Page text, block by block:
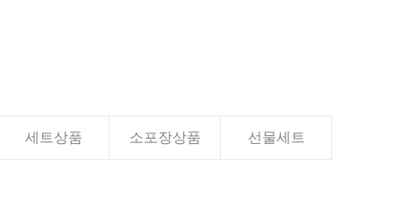
세트상품 소포장상품 선물세트